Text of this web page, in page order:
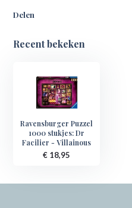
Delen
Recent bekeken
Ravensburger Puzzel
1000 stukjes: Dr
Facilier - Villainous
€ 18,95